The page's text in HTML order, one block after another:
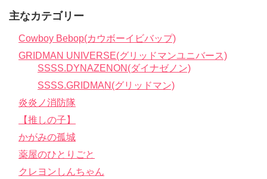
主なカテゴリー
Cowboy Bebop(カウボーイビバップ)
GRIDMAN UNIVERSE(グリッドマンユニバース)
SSSS.DYNAZENON(ダイナゼノン)
SSSS.GRIDMAN(グリッドマン)
炎炎ノ消防隊
【推しの子】
かがみの孤城
薬屋のひとりごと
クレヨンしんちゃん